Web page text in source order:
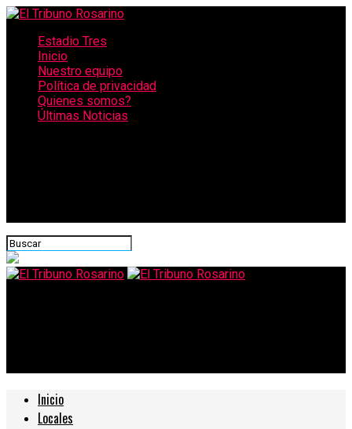
Estadio Tres
Inicio
Nuestro equipo
Política de privacidad
Quienes somos?
Últimas Noticias
Inicio
Locales